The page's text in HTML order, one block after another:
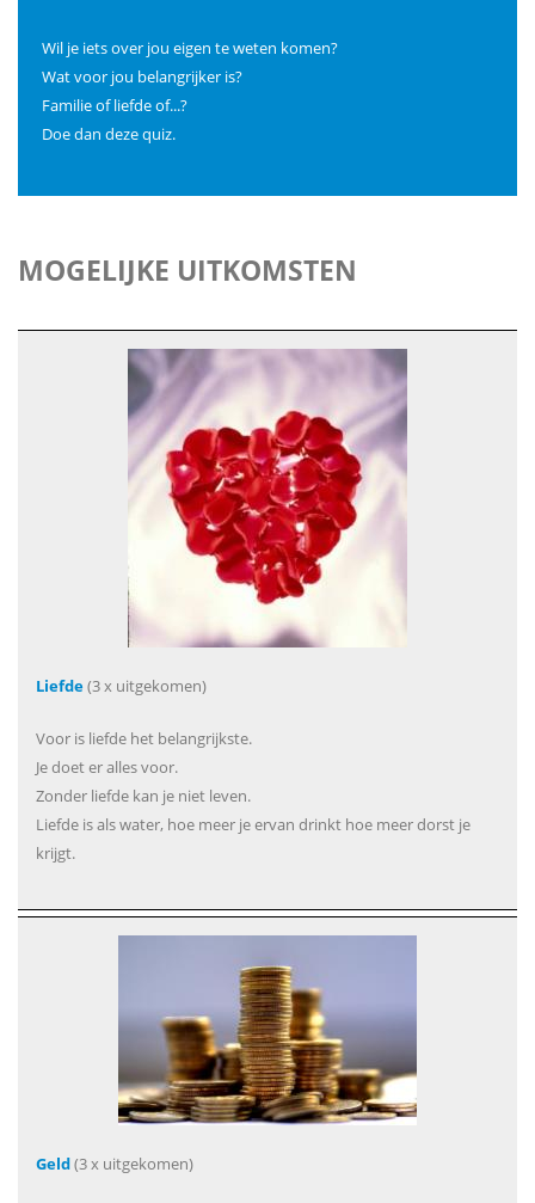
Wil je iets over jou eigen te weten komen?
Wat voor jou belangrijker is?
Familie of liefde of...?
Doe dan deze quiz.
MOGELIJKE UITKOMSTEN
Liefde(3 x uitgekomen)
Voor is liefde het belangrijkste.
Je doet er alles voor.
Zonder liefde kan je niet leven.
Liefde is als water, hoe meer je ervan drinkt hoe meer dorst je
krijgt.
Geld(3 x uitgekomen)